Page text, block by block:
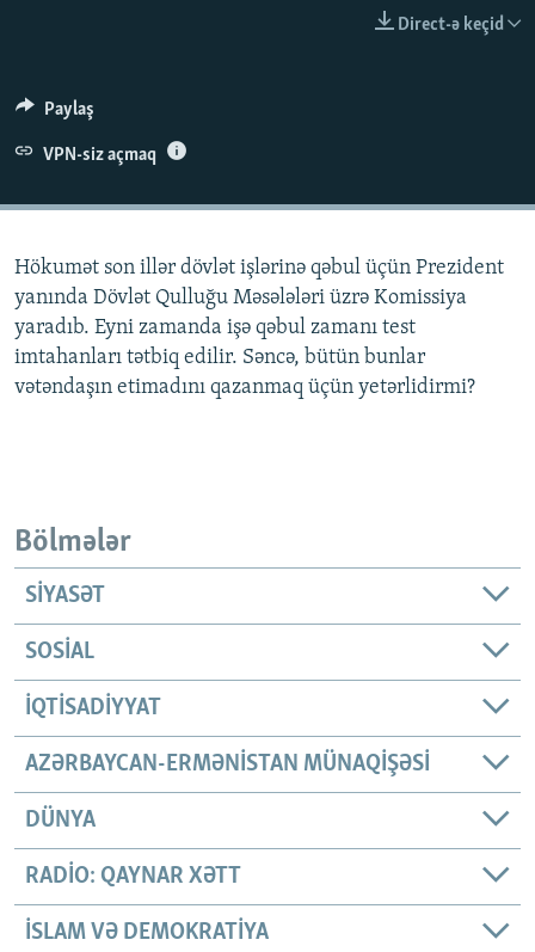
İZ - MƏDƏNIYYƏT PROQRAMI
MATERIALLARIMIZDAN ISTIFADƏ
AZADLIQRADIOSU MOBIL TELEFONUNUZDA
RFE/RL-in bütün saytları
Direct-ə keçid
Paylaş
VPN-siz açmaq
Hökumət son illər dövlət işlərinə qəbul üçün Prezident
yanında Dövlət Qulluğu Məsələləri üzrə Komissiya
yaradıb. Eyni zamanda işə qəbul zamanı test
imtahanları tətbiq edilir. Səncə, bütün bunlar
vətəndaşın etimadını qazanmaq üçün yetərlidirmi?
Bölmələr
SIYASƏT
SOSIAL
İQTISADIYYAT
AZƏRBAYCAN-ERMƏNISTAN MÜNAQIŞƏSI
DÜNYA
RADIO: QAYNAR XƏTT
İSLAM VƏ DEMOKRATIYA